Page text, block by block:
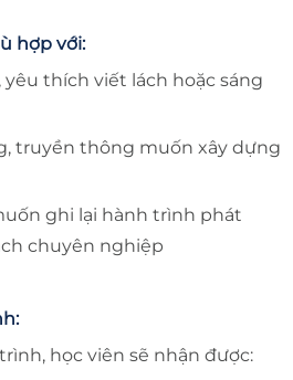
hợp với:
yêu thích viết lách hoặc sáng
truyền thông muốn xây dựng
ghi lại hành trình phát
chuyên nghiệp
học viên sẽ nhận được: